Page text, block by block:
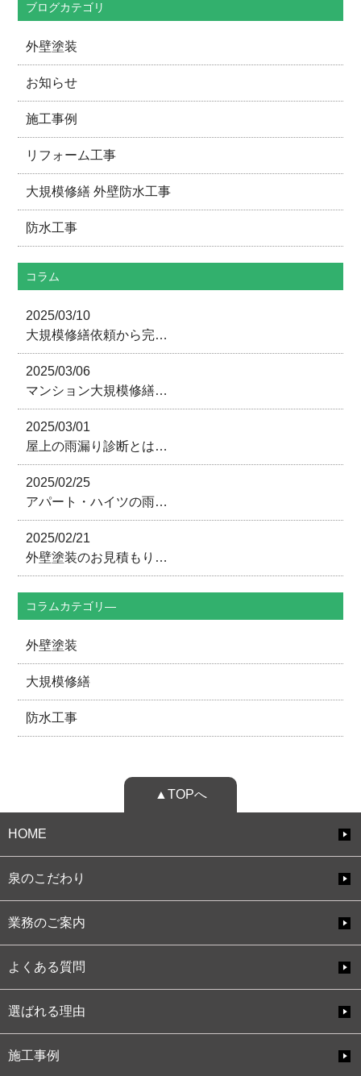
ブログカテゴリ
外壁塗装
お知らせ
施工事例
リフォーム工事
大規模修繕 外壁防水工事
防水工事
コラム
2025/03/10
大規模修繕依頼から完…
2025/03/06
マンション大規模修繕…
2025/03/01
屋上の雨漏り診断とは…
2025/02/25
アパート・ハイツの雨…
2025/02/21
外壁塗装のお見積もり…
コラムカテゴリ―
外壁塗装
大規模修繕
防水工事
▲TOPへ
HOME
泉のこだわり
業務のご案内
よくある質問
選ばれる理由
施工事例